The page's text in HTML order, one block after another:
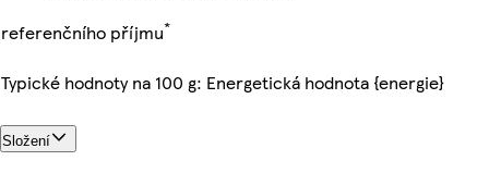
referenčního příjmu*
Typické hodnoty na 100 g: Energetická hodnota {energie}
Složení